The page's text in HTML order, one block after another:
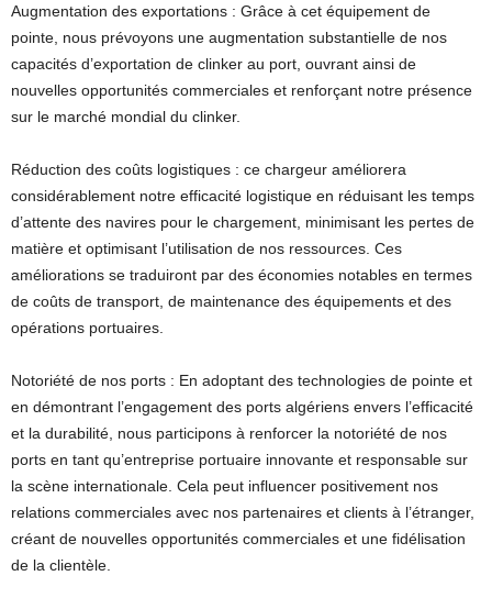
Augmentation des exportations : Grâce à cet équipement de
pointe, nous prévoyons une augmentation substantielle de nos
capacités d’exportation de clinker au port, ouvrant ainsi de
nouvelles opportunités commerciales et renforçant notre présence
sur le marché mondial du clinker.
Réduction des coûts logistiques : ce chargeur améliorera
considérablement notre efficacité logistique en réduisant les temps
d’attente des navires pour le chargement, minimisant les pertes de
matière et optimisant l’utilisation de nos ressources. Ces
améliorations se traduiront par des économies notables en termes
de coûts de transport, de maintenance des équipements et des
opérations portuaires.
Notoriété de nos ports : En adoptant des technologies de pointe et
en démontrant l’engagement des ports algériens envers l’efficacité
et la durabilité, nous participons à renforcer la notoriété de nos
ports en tant qu’entreprise portuaire innovante et responsable sur
la scène internationale. Cela peut influencer positivement nos
relations commerciales avec nos partenaires et clients à l’étranger,
créant de nouvelles opportunités commerciales et une fidélisation
de la clientèle.